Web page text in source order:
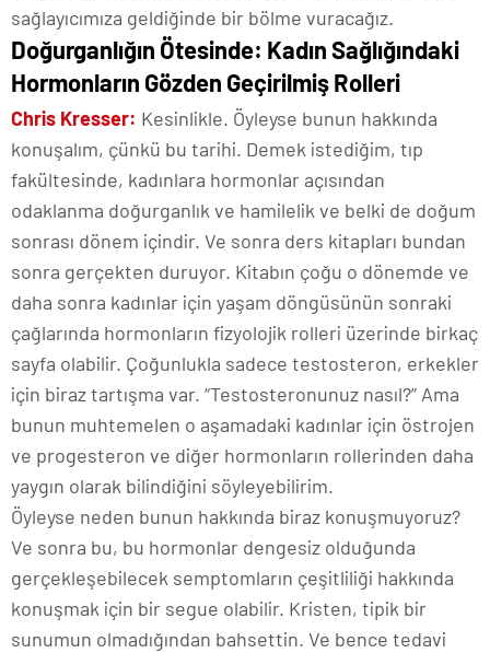
sağlayıcımıza geldiğinde bir bölme vuracağız.
Doğurganlığın Ötesinde: Kadın Sağlığındaki
Hormonların Gözden Geçirilmiş Rolleri
Chris Kresser: Kesinlikle. Öyleyse bunun hakkında
konuşalım, çünkü bu tarihi. Demek istediğim, tıp
fakültesinde, kadınlara hormonlar açısından
odaklanma doğurganlık ve hamilelik ve belki de doğum
sonrası dönem içindir. Ve sonra ders kitapları bundan
sonra gerçekten duruyor. Kitabın çoğu o dönemde ve
daha sonra kadınlar için yaşam döngüsünün sonraki
çağlarında hormonların fizyolojik rolleri üzerinde birkaç
sayfa olabilir. Çoğunlukla sadece testosteron, erkekler
için biraz tartışma var. “Testosteronunuz nasıl?” Ama
bunun muhtemelen o aşamadaki kadınlar için östrojen
ve progesteron ve diğer hormonların rollerinden daha
yaygın olarak bilindiğini söyleyebilirim.
Öyleyse neden bunun hakkında biraz konuşmuyoruz?
Ve sonra bu, bu hormonlar dengesiz olduğunda
gerçekleşebilecek semptomların çeşitliliği hakkında
konuşmak için bir segue olabilir. Kristen, tipik bir
sunumun olmadığından bahsettin. Ve bence tedavi